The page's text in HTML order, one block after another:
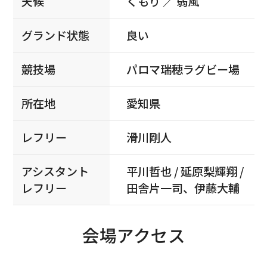
グランド状態 良い
競技場 パロマ瑞穂ラグビー場
所在地 愛知県
レフリー 滑川剛人
アシスタント
レフリー
平川哲也 / 延原梨輝翔 /
田舎片一司、伊藤大輔
会場アクセス